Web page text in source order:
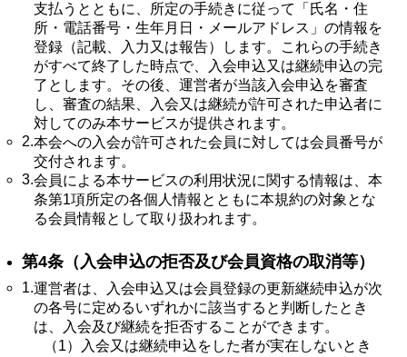
支払うとともに、所定の手続きに従って「氏名・住
所・電話番号・生年月日・メールアドレス」の情報を
登録（記載、入力又は報告）します。これらの手続き
がすべて終了した時点で、入会申込又は継続申込の完
了とします。その後、運営者が当該入会申込を審査
し、審査の結果、入会又は継続が許可された申込者に
対してのみ本サービスが提供されます。
2.本会への入会が許可された会員に対しては会員番号が
交付されます。
3.会員による本サービスの利用状況に関する情報は、本
条第1項所定の各個人情報とともに本規約の対象とな
る会員情報として取り扱われます。
第4条（入会申込の拒否及び会員資格の取消等）
1.運営者は、入会申込又は会員登録の更新継続申込が次
の各号に定めるいずれかに該当すると判断したとき
は、入会及び継続を拒否することができます。
（1）
入会又は継続申込をした者が実在しないとき